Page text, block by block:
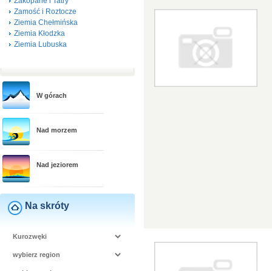
Zamość i Roztocze
Ziemia Chełmińska
Ziemia Kłodzka
Ziemia Lubuska
W górach
Nad morzem
Nad jeziorem
Na skróty